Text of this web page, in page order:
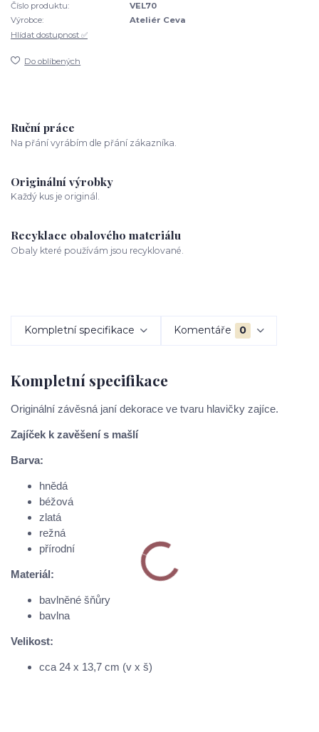
Číslo produktu:
VEL70
Výrobce:
Ateliér Ceva
Hlídat dostupnost ✅
Do oblíbených
Ruční práce
Na přání vyrábím dle přání zákazníka.
Originální výrobky
Každý kus je originál.
Recyklace obalového materiálu
Obaly které používám jsou recyklované.
Kompletní specifikace Komentáře 0
Kompletní specifikace
Originální závěsná janí dekorace ve tvaru hlavičky zajíce.
Zajíček k zavěšení s mašlí
Barva:
hnědá
béžová
zlatá
režná
přírodní
Materiál:
bavlněné šňůry
bavlna
Velikost:
cca 24 x 13,7 cm (v x š)